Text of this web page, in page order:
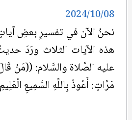
نحنُ الآن في تفسيرِ بعضِ
هذه الآيات الثلاث ورَدَ
عليه الصَّلاة والسَّلام: ((‏مَنْ
مَرَّاتٍ: أَعُوذُ بِاللَّهِ السَّمِيعِ
2024/10/08